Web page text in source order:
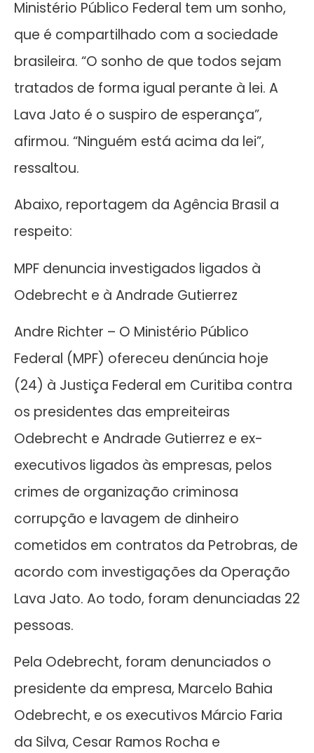
Ministério Público Federal tem um sonho,
que é compartilhado com a sociedade
brasileira. “O sonho de que todos sejam
tratados de forma igual perante à lei. A
Lava Jato é o suspiro de esperança”,
afirmou. “Ninguém está acima da lei”,
ressaltou.
Abaixo, reportagem da Agência Brasil a
respeito:
MPF denuncia investigados ligados à
Odebrecht e à Andrade Gutierrez
Andre Richter – O Ministério Público
Federal (MPF) ofereceu denúncia hoje
(24) à Justiça Federal em Curitiba contra
os presidentes das empreiteiras
Odebrecht e Andrade Gutierrez e ex-
executivos ligados às empresas, pelos
crimes de organização criminosa
corrupção e lavagem de dinheiro
cometidos em contratos da Petrobras, de
acordo com investigações da Operação
Lava Jato. Ao todo, foram denunciadas 22
pessoas.
Pela Odebrecht, foram denunciados o
presidente da empresa, Marcelo Bahia
Odebrecht, e os executivos Márcio Faria
da Silva, Cesar Ramos Rocha e